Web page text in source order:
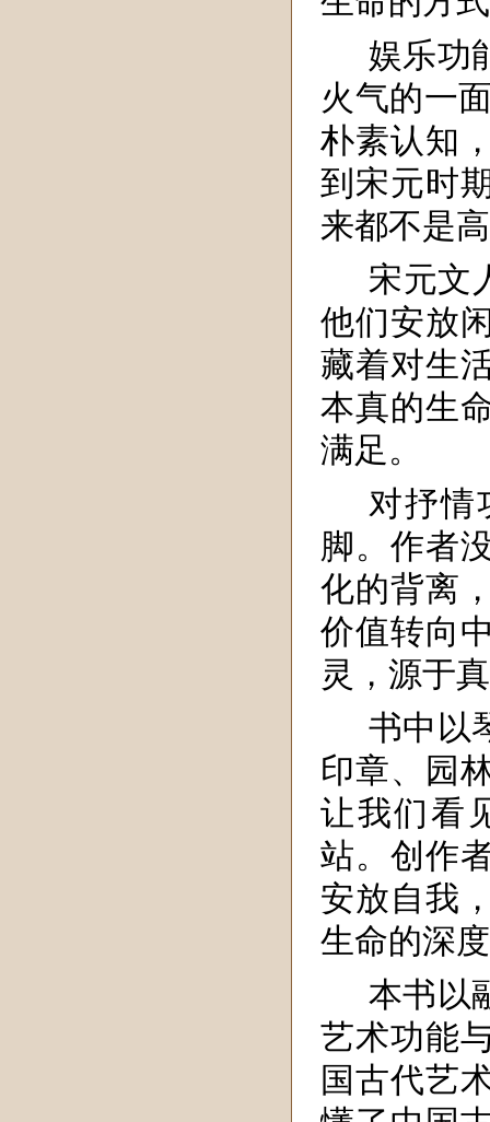
娱乐功
火气的一
朴素认知
到宋元时
来都不是
宋元文
他们安放
藏着对生
本真的生
满足。
对抒情
脚。作者
化的背离
价值转向
灵，源于
书中以
印章、园
让我们看
站。创作
安放自我
生命的深
本书以
艺术功能
国古代艺